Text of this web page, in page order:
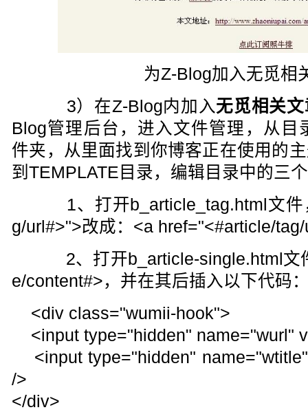
为Z-Blog加入无觅相
3）在Z-Blog内加入无觅相关
Blog管理后台，进入文件管理，从目
件夹，从里面找到你博客正在使用的
到TEMPLATE目录，编辑目录中的三
1、打开b_article_tag.html文件
g/url#>">改成：<a href="<#article/
2、打开b_article-single.html文
e/content#>，并在其后插入以下代码
<div class="wumii-hook">
<input type="hidden" name="wurl"
<input type="hidden"
/>
</div>